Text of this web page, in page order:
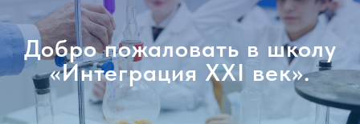
Добро пожаловать в школу
«Интеграция XXI век».